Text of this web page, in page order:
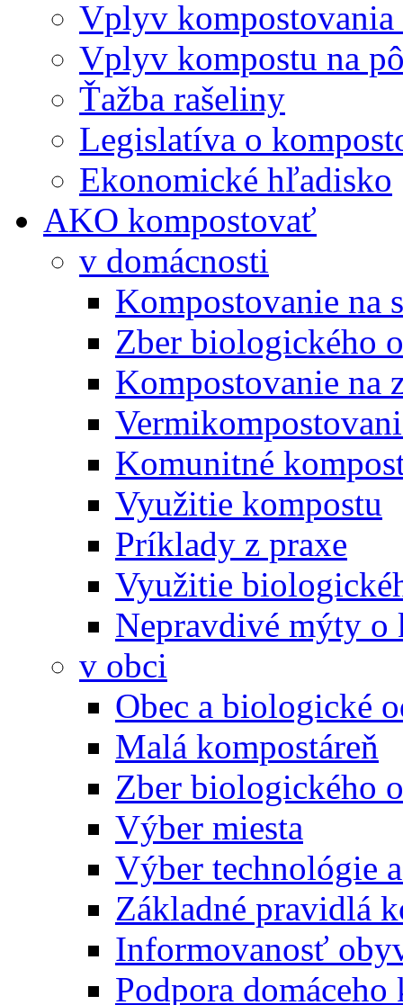
Vplyv
Vplyv kompostu na
Ťažba rašeliny
Legislatíva o
Ekonomické hľadisko
AKO kompostovať
v domácnosti
Kompostovanie na
Zber biologického
Kompostovanie na
Komunitné
Využitie kompostu
Príklady z praxe
Využitie
Nepravdivé mýty o
v obci
Obec a biologické
Malá kompostáreň
Zber biologického
Výber miesta
Výber technológie
Základné pravidlá
Informovanosť
Podpora